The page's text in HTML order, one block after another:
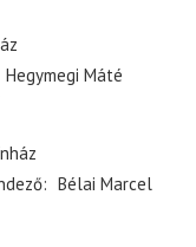
Hegymegi Máté
Bélai Marcel